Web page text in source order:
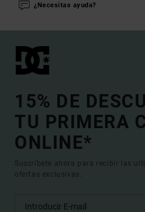
¿Necesitas ayuda?
15% DE
TU PRIMERA
ONLINE*
Suscríbete ahora para recibir las
ofertas exclusivas.